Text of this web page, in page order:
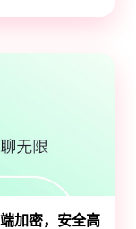
加密，安全高